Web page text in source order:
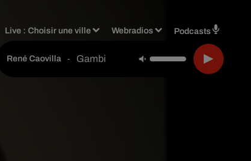
Live :Choisir une ville Webradios Podcasts
René Caovilla - Gambi